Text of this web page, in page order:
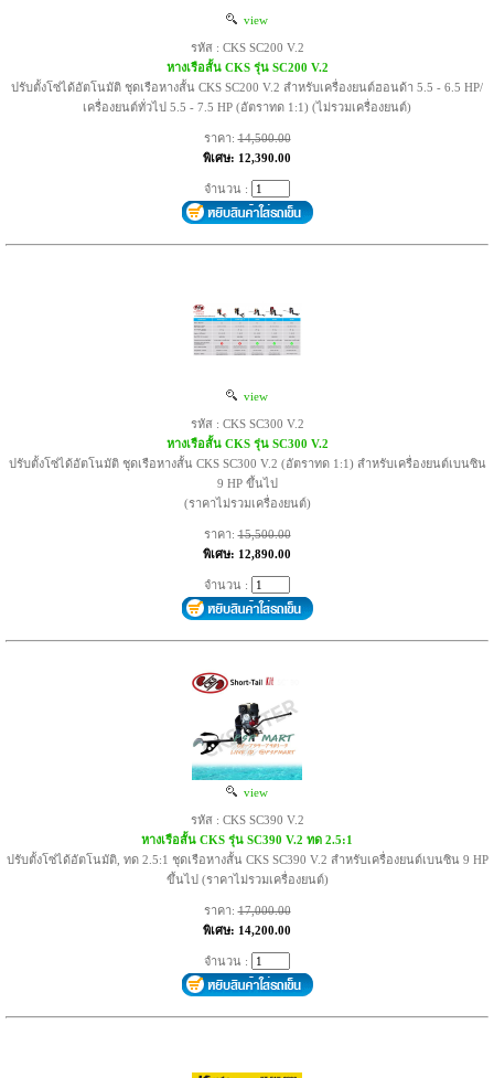
view
รหัส : CKS SC200 V.2
หางเรือสั้น CKS รุ่น SC200 V.2
ปรับตั้งโซ่ได้อัตโนมัติ ชุดเรือหางสั้น CKS SC200 V.2 สำหรับเครื่องยนต์ฮอนด้า 5.5 - 6.5 HP/
เครื่องยนต์ทั่วไป 5.5 - 7.5 HP (อัตราทด 1:1) (ไม่รวมเครื่องยนต์)
ราคา:14,500.00
พิเศษ: 12,390.00
จำนวน :
view
รหัส : CKS SC300 V.2
หางเรือสั้น CKS รุ่น SC300 V.2
ปรับตั้งโซ่ได้อัตโนมัติ ชุดเรือหางสั้น CKS SC300 V.2 (อัตราทด 1:1) สำหรับเครื่องยนต์เบนซิน
9 HP ขึ้นไป
(ราคาไม่รวมเครื่องยนต์)
ราคา:15,500.00
พิเศษ: 12,890.00
จำนวน :
view
รหัส : CKS SC390 V.2
หางเรือสั้น CKS รุ่น SC390 V.2 ทด 2.5:1
ปรับตั้งโซ่ได้อัตโนมัติ, ทด 2.5:1 ชุดเรือหางสั้น CKS SC390 V.2 สำหรับเครื่องยนต์เบนซิน 9 HP
ขึ้นไป (ราคาไม่รวมเครื่องยนต์)
ราคา:17,000.00
พิเศษ: 14,200.00
จำนวน :